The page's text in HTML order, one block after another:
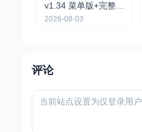
射击手游
评论